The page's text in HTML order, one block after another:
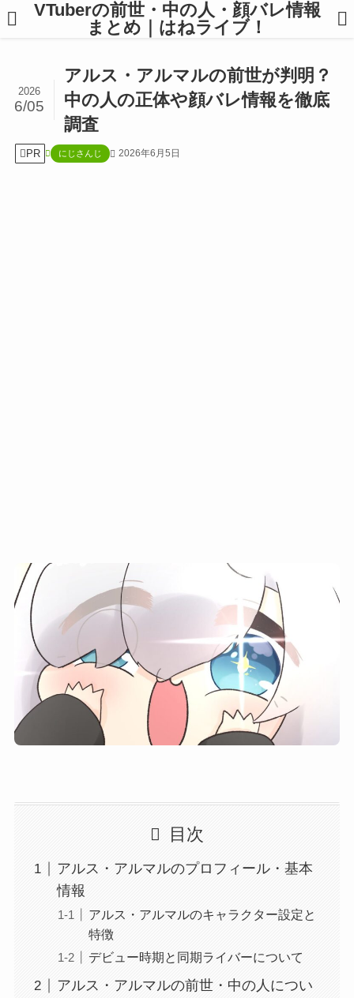
VTuberの前世・中の人・顔バレ情報
まとめ｜はねライブ！
アルス・アルマルの前世が判明？
中の人の正体や顔バレ情報を徹底
調査
2026
6/05
PR にじさんじ 2026年6月5日
目次
アルス・アルマルのプロフィール・基本
情報
アルス・アルマルのキャラクター設定と
特徴
デビュー時期と同期ライバーについて
アルス・アルマルの前世・中の人につい